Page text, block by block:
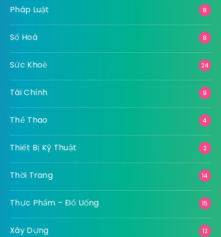
Pháp Luật 8
Số Hoá 8
Sức Khoẻ 24
Tài Chính 9
Thể Thao 4
Thiết Bị Kỹ Thuật 2
Thời Trang 14
Thực Phẩm – Đồ Uống 15
Xây Dựng 12